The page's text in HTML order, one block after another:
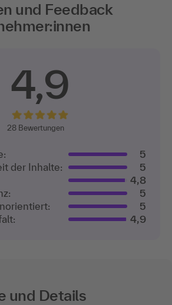
und Feedback
4,9
28Bewertungen
5
der Inhalte:
5
4,8
5
5
4,9
und Details